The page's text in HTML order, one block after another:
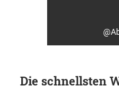
Die schnellsten